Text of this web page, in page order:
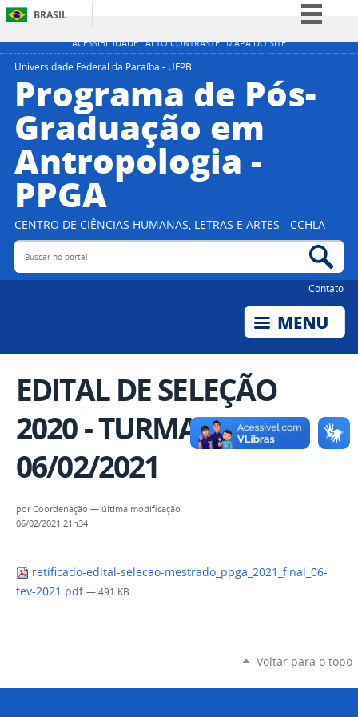
ACESSIBILIDADE ALTO CONTRASTE MAPA DO SITE
BRASIL
Simplifique!
Participe
Legislação
Canais
Universidade Federal da Paraíba - UFPB
Programa de Pós-
Graduação em
Antropologia -
PPGA
CENTRO DE CIÊNCIAS HUMANAS, LETRAS E ARTES - CCHLA
Buscar no portal
Contato
EDITAL DE SELEÇÃO
2020 - TURMA 2021 -
06/02/2021
porCoordenação — última modificação
06/02/2021 21h34
retificado-edital-selecao-mestrado_ppga_2021_final_06-
fev-2021.pdf — 491 KB
Voltar para o topo